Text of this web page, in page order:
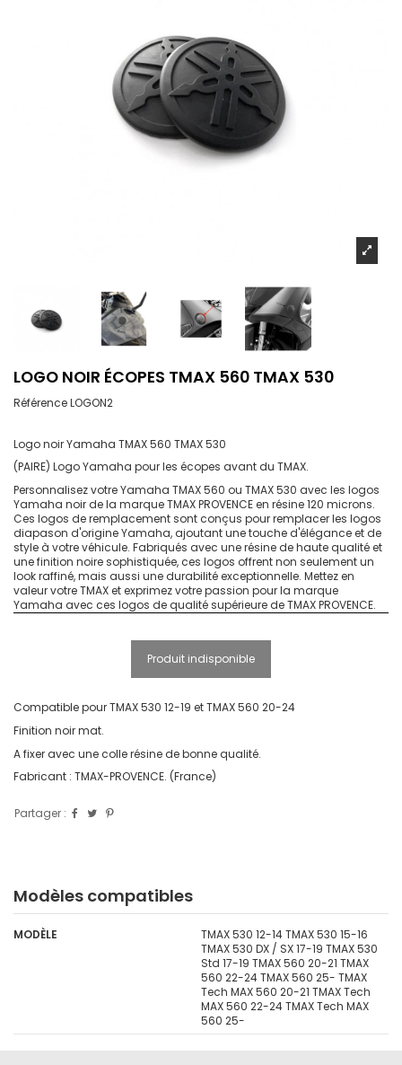
LOGO NOIR ÉCOPES TMAX 560 TMAX 530
RéférenceLOGON2
Logo noir Yamaha TMAX 560 TMAX 530
(PAIRE) Logo Yamaha pour les écopes avant du TMAX.
Personnalisez votre Yamaha TMAX 560 ou TMAX 530 avec les logos
Yamaha noir de la marque TMAX PROVENCE en résine 120 microns.
Ces logos de remplacement sont conçus pour remplacer les logos
diapason d'origine Yamaha, ajoutant une touche d'élégance et de
style à votre véhicule. Fabriqués avec une résine de haute qualité et
une finition noire sophistiquée, ces logos offrent non seulement un
look raffiné, mais aussi une durabilité exceptionnelle. Mettez en
valeur votre TMAX et exprimez votre passion pour la marque
Yamaha avec ces logos de qualité supérieure de TMAX PROVENCE.
Produit indisponible
Compatible pour TMAX 530 12-19 et TMAX 560 20-24
Finition noir mat.
A fixer avec une colle résine de bonne qualité.
Fabricant : TMAX-PROVENCE. (France)
Partager :
Modèles compatibles
MODÈLE
TMAX 530 12-14 TMAX 530 15-16
TMAX 530 DX / SX 17-19 TMAX 530
Std 17-19 TMAX 560 20-21 TMAX
560 22-24 TMAX 560 25- TMAX
Tech MAX 560 20-21 TMAX Tech
MAX 560 22-24 TMAX Tech MAX
560 25-